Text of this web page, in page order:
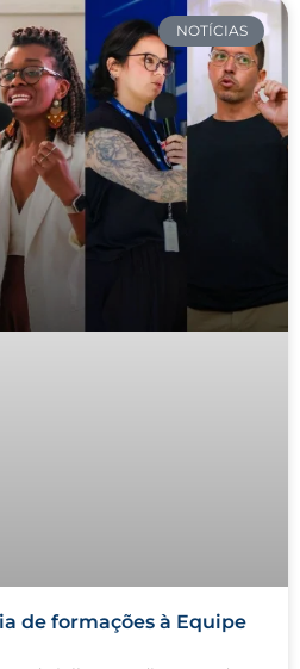
NOTÍCIAS
de formações à Equipe